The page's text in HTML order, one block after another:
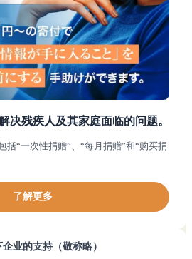
决残疾人及其家庭面临的问题。
括“一次性捐赠”、“每月捐赠”和“购买捐
了解更多
业的支持（敬称略）